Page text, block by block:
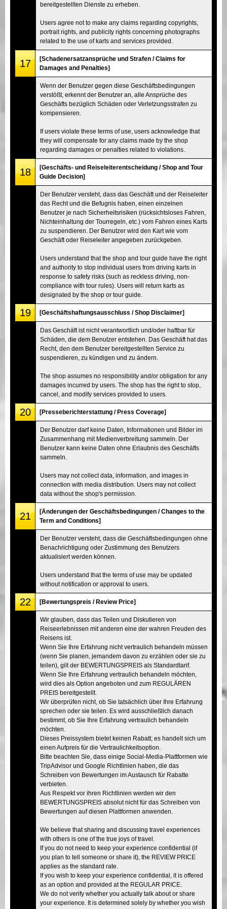
bereitgestellten Dienste zu erheben.
Users agree not to make any claims regarding copyrights,
portrait rights, and publicity rights concerning photographs
related to the use of karts and services provided.
17
[Schadenersatzansprüche und Strafen / Claims for
Damages and Penalties]
Wenn der Benutzer gegen diese Geschäftsbedingungen
verstößt, erkennt der Benutzer an, alle Ansprüche des
Geschäfts bezüglich Schäden oder Verletzungsstrafen zu
kompensieren.
If users violate these terms of use, users acknowledge that
they will compensate for any claims made by the shop
regarding damages or penalties related to violations.
18
[Geschäfts- und Reiseleiterentscheidung / Shop and Tour
Guide Decision]
Der Benutzer versteht, dass das Geschäft und der Reiseleiter
das Recht und die Befugnis haben, einen einzelnen
Benutzer je nach Sicherheitsrisiken (rücksichtsloses Fahren,
Nichteinhaltung der Tourregeln, etc.) vom Fahren eines Karts
zu suspendieren. Der Benutzer wird den Kart wie vom
Geschäft oder Reiseleiter angegeben zurückgeben.
Users understand that the shop and tour guide have the right
and authority to stop individual users from driving karts in
response to safety risks (such as reckless driving, non-
compliance with tour rules). Users will return karts as
designated by the shop or tour guide.
19 [Geschäftshaftungsausschluss / Shop Disclaimer]
Das Geschäft ist nicht verantwortlich und/oder haftbar für
Schäden, die dem Benutzer entstehen. Das Geschäft hat das
Recht, den dem Benutzer bereitgestellten Service zu
suspendieren, zu kündigen und zu ändern.
The shop assumes no responsibility and/or obligation for any
damages incurred by users. The shop has the right to stop,
cancel, and modify services provided to users.
20 [Presseberichterstattung / Press Coverage]
Der Benutzer darf keine Daten, Informationen und Bilder im
Zusammenhang mit Medienverbreitung sammeln. Der
Benutzer kann keine Daten ohne Erlaubnis des Geschäfts
sammeln.
Users may not collect data, information, and images in
connection with media distribution. Users may not collect
data without the shop's permission.
21
[Änderungen der Geschäftsbedingungen / Changes to the
Term and Conditions]
Der Benutzer versteht, dass die Geschäftsbedingungen ohne
Benachrichtigung oder Zustimmung des Benutzers
aktualisiert werden können.
Users understand that the terms of use may be updated
without notification or approval to users.
22 [Bewertungspreis / Review Price]
Wir glauben, dass das Teilen und Diskutieren von
Reiseerlebnissen mit anderen eine der wahren Freuden des
Reisens ist.
Wenn Sie Ihre Erfahrung nicht vertraulich behandeln müssen
(wenn Sie planen, jemandem davon zu erzählen oder sie zu
teilen), gilt der BEWERTUNGSPREIS als Standardtarif.
Wenn Sie Ihre Erfahrung vertraulich behandeln möchten,
wird dies als Option angeboten und zum REGULÄREN
PREIS bereitgestellt.
Wir überprüfen nicht, ob Sie tatsächlich über Ihre Erfahrung
sprechen oder sie teilen. Es wird ausschließlich danach
bestimmt, ob Sie Ihre Erfahrung vertraulich behandeln
möchten.
Dieses Preissystem bietet keinen Rabatt; es handelt sich um
einen Aufpreis für die Vertraulichkeitsoption.
Bitte beachten Sie, dass einige Social-Media-Plattformen wie
TripAdvisor und Google Richtlinien haben, die das
Schreiben von Bewertungen im Austausch für Rabatte
verbieten.
Aus Respekt vor ihren Richtlinien werden wir den
BEWERTUNGSPREIS absolut nicht für das Schreiben von
Bewertungen auf diesen Plattformen anwenden.
We believe that sharing and discussing travel experiences
with others is one of the true joys of travel.
If you do not need to keep your experience confidential (if
you plan to tell someone or share it), the REVIEW PRICE
applies as the standard rate.
If you wish to keep your experience confidential, it is offered
as an option and provided at the REGULAR PRICE.
We do not verify whether you actually talk about or share
your experience. It is determined solely by whether you wish